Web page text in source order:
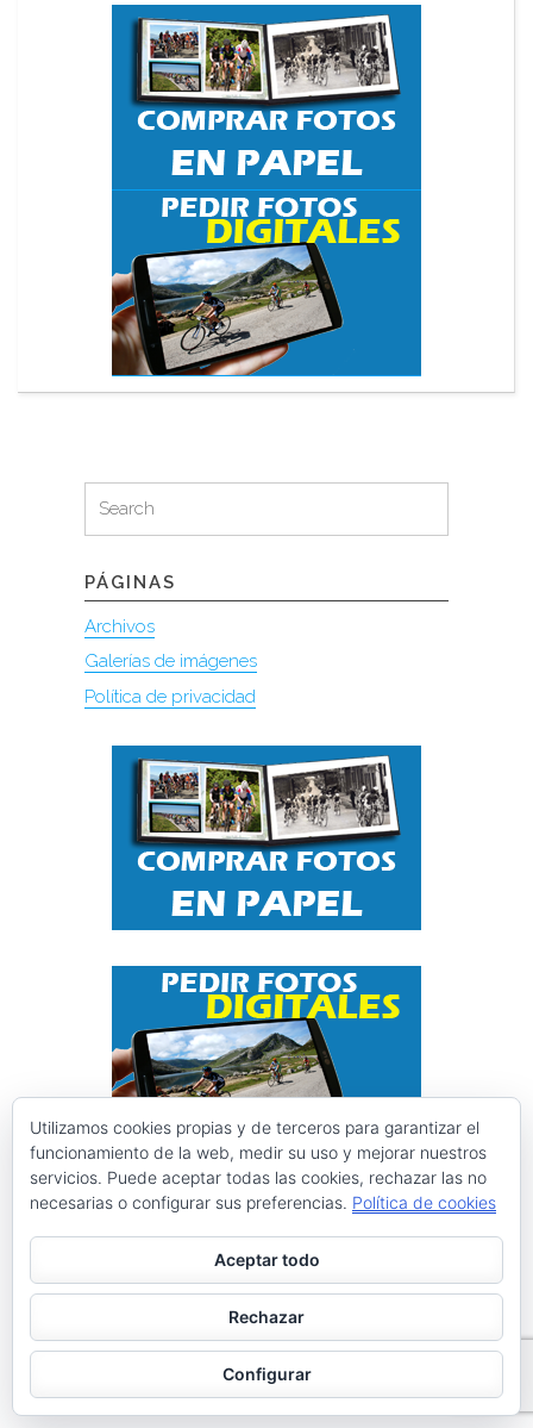
for:
Search
PÁGINAS
Archivos
Galerías de imágenes
Política de privacidad
Instagram @ciclismoasturias
ciclismoasturias
Roberto Menéndez Mateos
Seguir en Instagram
Utilizamos cookies propias y de terceros para garantizar el
funcionamiento de la web, medir su uso y mejorar nuestros
servicios. Puede aceptar todas las cookies, rechazar las no
necesarias o configurar sus preferencias. Política de cookies
Aceptar todo
Rechazar
Configurar